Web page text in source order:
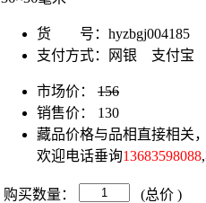
货 号： hyzbgj004185
支付方式：
网银 支付宝
市场价：
156
销售价：
130
藏品价格与品相直接相关
欢迎电话垂询13683598088
购买数量： (总价 )